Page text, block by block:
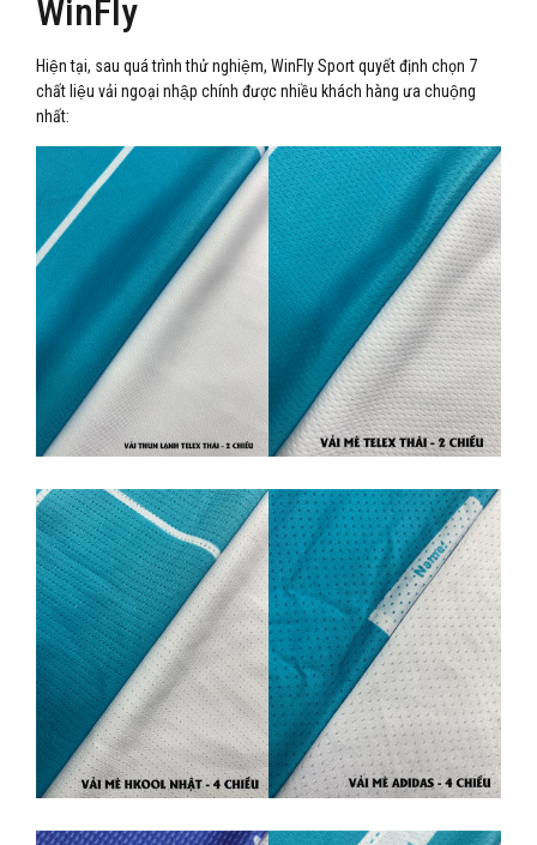
WinFly
Hiện tại, sau quá trình thử nghiệm, WinFly Sport quyết định chọn 7
chất liệu vải ngoại nhập chính được nhiều khách hàng ưa chuộng
nhất: